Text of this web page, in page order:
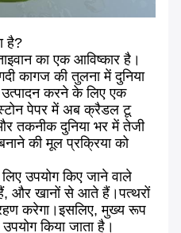
है?
का एक आविष्कार है।
कागज की तुलना में दुनिया
करने के लिए एक
पेपर में अब क्रैडल टू
तकनीक दुनिया भर में तेजी
की मूल प्रक्रिया को
उपयोग किए जाने वाले
हैं, और खानों से आते हैं।पत्थरों
करेगा।इसलिए, मुख्य रूप
किया जाता है।